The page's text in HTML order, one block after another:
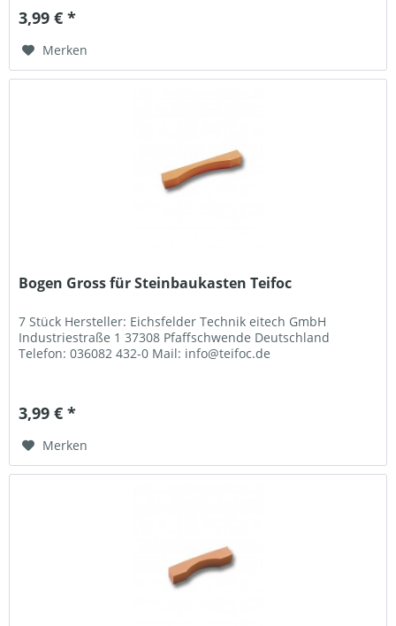
3,99 € *
Merken
Bogen Gross für Steinbaukasten Teifoc
7 Stück Hersteller: Eichsfelder Technik eitech GmbH
Industriestraße 1 37308 Pfaffschwende Deutschland
Telefon: 036082 432-0 Mail: info@teifoc.de
3,99 € *
Merken